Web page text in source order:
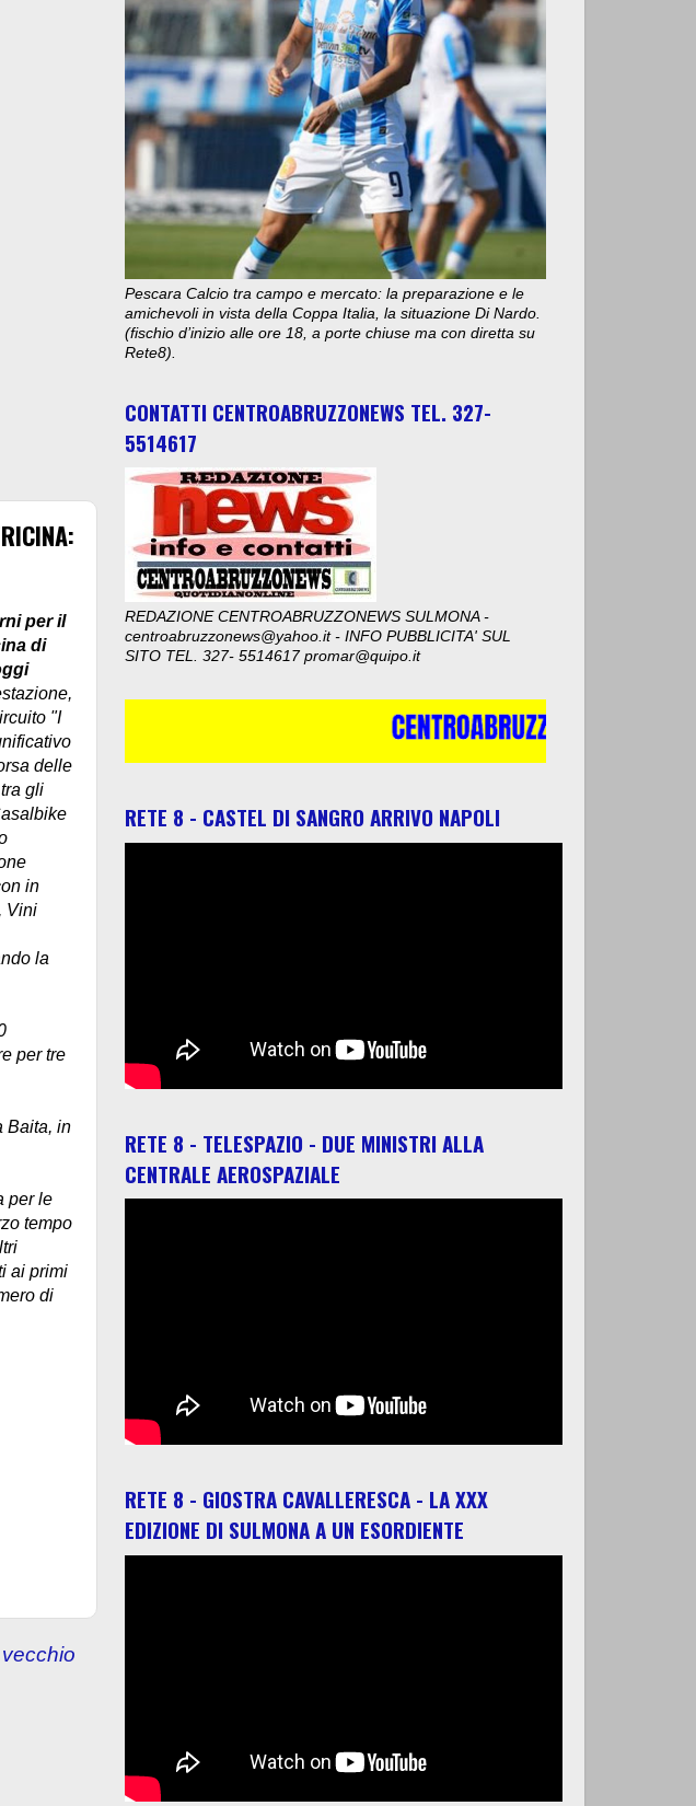
per il
di
"I
delle
gli
in
Vini
la
per tre
Baita, in
per le
tempo
ai primi
di
Pescara Calcio tra campo e mercato: la preparazione e le
amichevoli in vista della Coppa Italia, la situazione Di Nardo.
(fischio d’inizio alle ore 18, a porte chiuse ma con diretta su
Rete8).
CONTATTI CENTROABRUZZONEWS TEL. 327-
5514617
REDAZIONE CENTROABRUZZONEWS SULMONA -
centroabruzzonews@yahoo.it - INFO PUBBLICITA' SUL
SITO TEL. 327- 5514617 promar@quipo.it
RETE 8 - CASTEL DI SANGRO ARRIVO NAPOLI
RETE 8 - TELESPAZIO - DUE MINISTRI ALLA
CENTRALE AEROSPAZIALE
RETE 8 - GIOSTRA CAVALLERESCA - LA XXX
EDIZIONE DI SULMONA A UN ESORDIENTE